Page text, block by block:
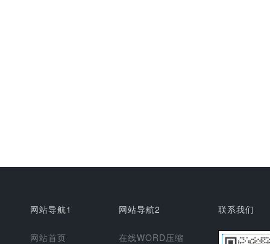
网站导航1
网站首页
网站导航2
在线WORD压缩
联系我们